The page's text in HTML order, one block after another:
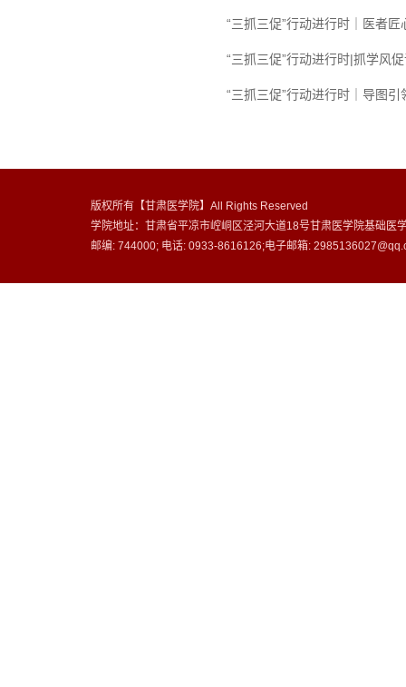
“三抓三促”行动进行时｜医者匠
“三抓三促”行动进行时|抓学风
“三抓三促”行动进行时｜导图引
版权所有【甘肃医学院】All Rights Reserved
学院地址：甘肃省平凉市崆峒区泾河大道18号甘肃医学院基础医
邮编: 744000; 电话: 0933-8616126;电子邮箱: